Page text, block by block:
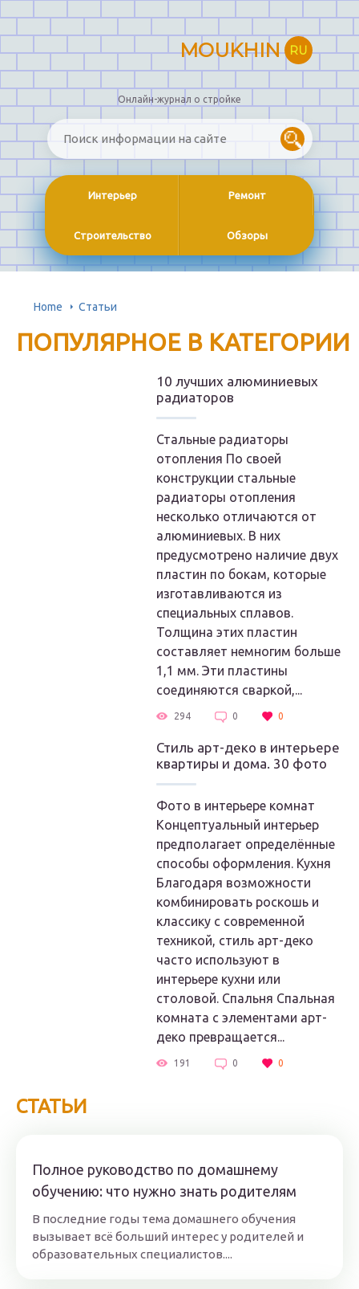
MOUKHIN RU
Онлайн-журнал о стройке
Интерьер Ремонт
Строительство Обзоры
Home Статьи
ПОПУЛЯРНОЕ В КАТЕГОРИИ
10 лучших алюминиевых
радиаторов
Стальные радиаторы
отопления По своей
конструкции стальные
радиаторы отопления
несколько отличаются от
алюминиевых. В них
предусмотрено наличие двух
пластин по бокам, которые
изготавливаются из
специальных сплавов.
Толщина этих пластин
составляет немногим больше
1,1 мм. Эти пластины
соединяются сваркой,...
294 0 0
Стиль арт-деко в интерьере
квартиры и дома. 30 фото
Фото в интерьере комнат
Концептуальный интерьер
предполагает определённые
способы оформления. Кухня
Благодаря возможности
комбинировать роскошь и
классику с современной
техникой, стиль арт-деко
часто используют в
интерьере кухни или
столовой. Спальня Спальная
комната с элементами арт-
деко превращается...
191 0 0
СТАТЬИ
Полное руководство по домашнему
обучению: что нужно знать родителям
В последние годы тема домашнего обучения
вызывает всё больший интерес у родителей и
образовательных специалистов....